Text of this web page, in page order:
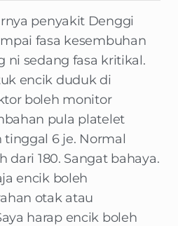
penyakit Denggi
fasa kesembuhan
ni sedang fasa kritikal.
encik duduk di
boleh monitor
pula platelet
tinggal 6 je. Normal
dari 180. Sangat bahaya.
encik boleh
otak atau
harap encik boleh